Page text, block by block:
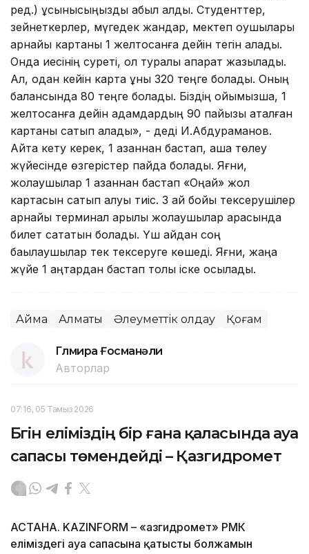
ред.) ұсынысыңызды қабыл алдық. Студенттер,
зейнеткерлер, мүгедек жандар, мектеп оқушылары
арнайы картаны 1 желтоқсанға дейін тегін алады.
Онда иесінің суреті, ол туралы ақпарат жазылады.
Ал, одан кейін карта құны 320 теңге болады. Оның
балансында 80 теңге болады. Біздің ойымызша, 1
желтоқсанға дейін адамдардың 90 пайызы аталған
картаны сатып алады», - деді И.Абдураманов.
Айта кету керек, 1 қазаннан бастап, ақша төлеу
жүйесінде өзгерістер пайда болады. Яғни,
жолаушылар 1 қазаннан бастап «Оңай» жол
картасын сатып алуы тиіс. 3 ай бойы тексерушілер
арнайы терминал арқылы жолаушылар арасында
билет сататын болады. Үш айдан соң
бақылаушылар тек тексеруге көшеді. Яғни, жаңа
жүйе 1 қаңтардан бастап толық іске қосылады.
Аймақ Алматы Әлеуметтік қолдау Қоғам
Гүлмира Ғосманәли
Авторлар
07:16, 05 Тамыз 2026
Бүгін еліміздің бір ғана қаласында ауа
сапасы төмендейді – Қазгидромет
АСТАНА. KAZINFORM – «Қазгидромет» РМК
еліміздегі ауа сапасына қатысты болжамын